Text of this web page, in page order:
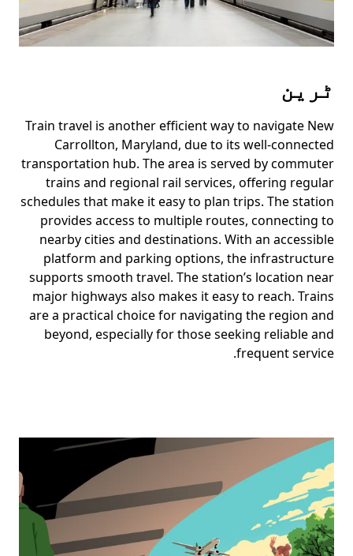
ٹرین
Train travel is another efficient way to navigate New
Carrollton, Maryland, due to its well-connected
transportation hub. The area is served by commuter
trains and regional rail services, offering regular
schedules that make it easy to plan trips. The station
provides access to multiple routes, connecting to
nearby cities and destinations. With an accessible
platform and parking options, the infrastructure
supports smooth travel. The station’s location near
major highways also makes it easy to reach. Trains
are a practical choice for navigating the region and
beyond, especially for those seeking reliable and
frequent service.